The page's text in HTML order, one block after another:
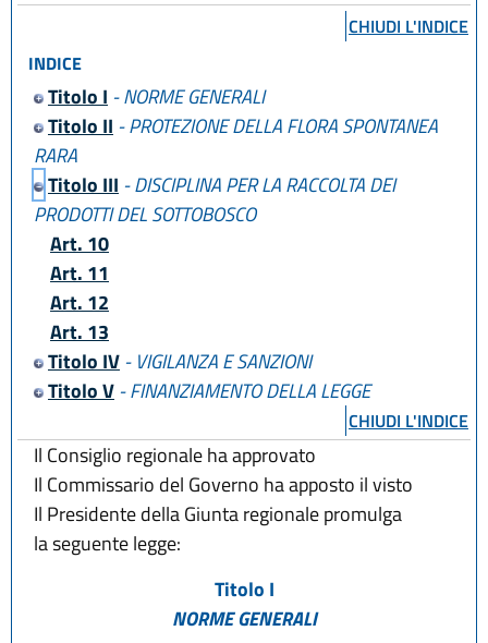
CHIUDI L'INDICE
INDICE
Titolo I - NORME GENERALI
Titolo II - PROTEZIONE DELLA FLORA SPONTANEA
RARA
Titolo III - DISCIPLINA PER LA RACCOLTA DEI
PRODOTTI DEL SOTTOBOSCO
Art. 10
Art. 11
Art. 12
Art. 13
Titolo IV- VIGILANZA E SANZIONI
Titolo V- FINANZIAMENTO DELLA LEGGE
CHIUDI L'INDICE
Il Consiglio regionale ha approvato
Il Commissario del Governo ha apposto il visto
Il Presidente della Giunta regionale promulga
la seguente legge:
Titolo I
NORME GENERALI